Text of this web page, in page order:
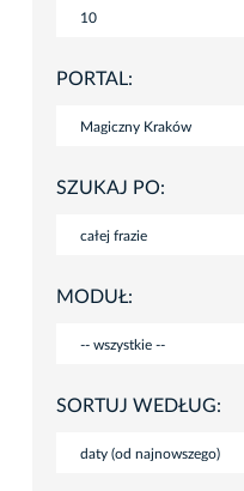
PORTAL:
SZUKAJ PO:
MODUŁ:
SORTUJ WEDŁUG: